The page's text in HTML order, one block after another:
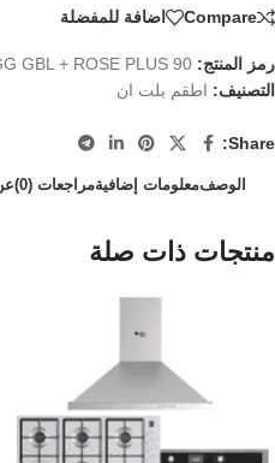
Compare اضافة للمفضلة
رمز المنتج: GBL + ROSE PLUS 90
التصنيف: اطقم بلت ان
Share:
الوصفمعلومات إضافيةمراجعات (0)
منتجات ذات صلة